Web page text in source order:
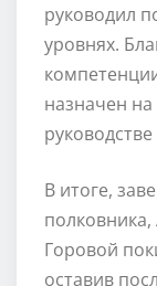
руководил
уровнях.
назначен
В итоге,
Горовой
оставив